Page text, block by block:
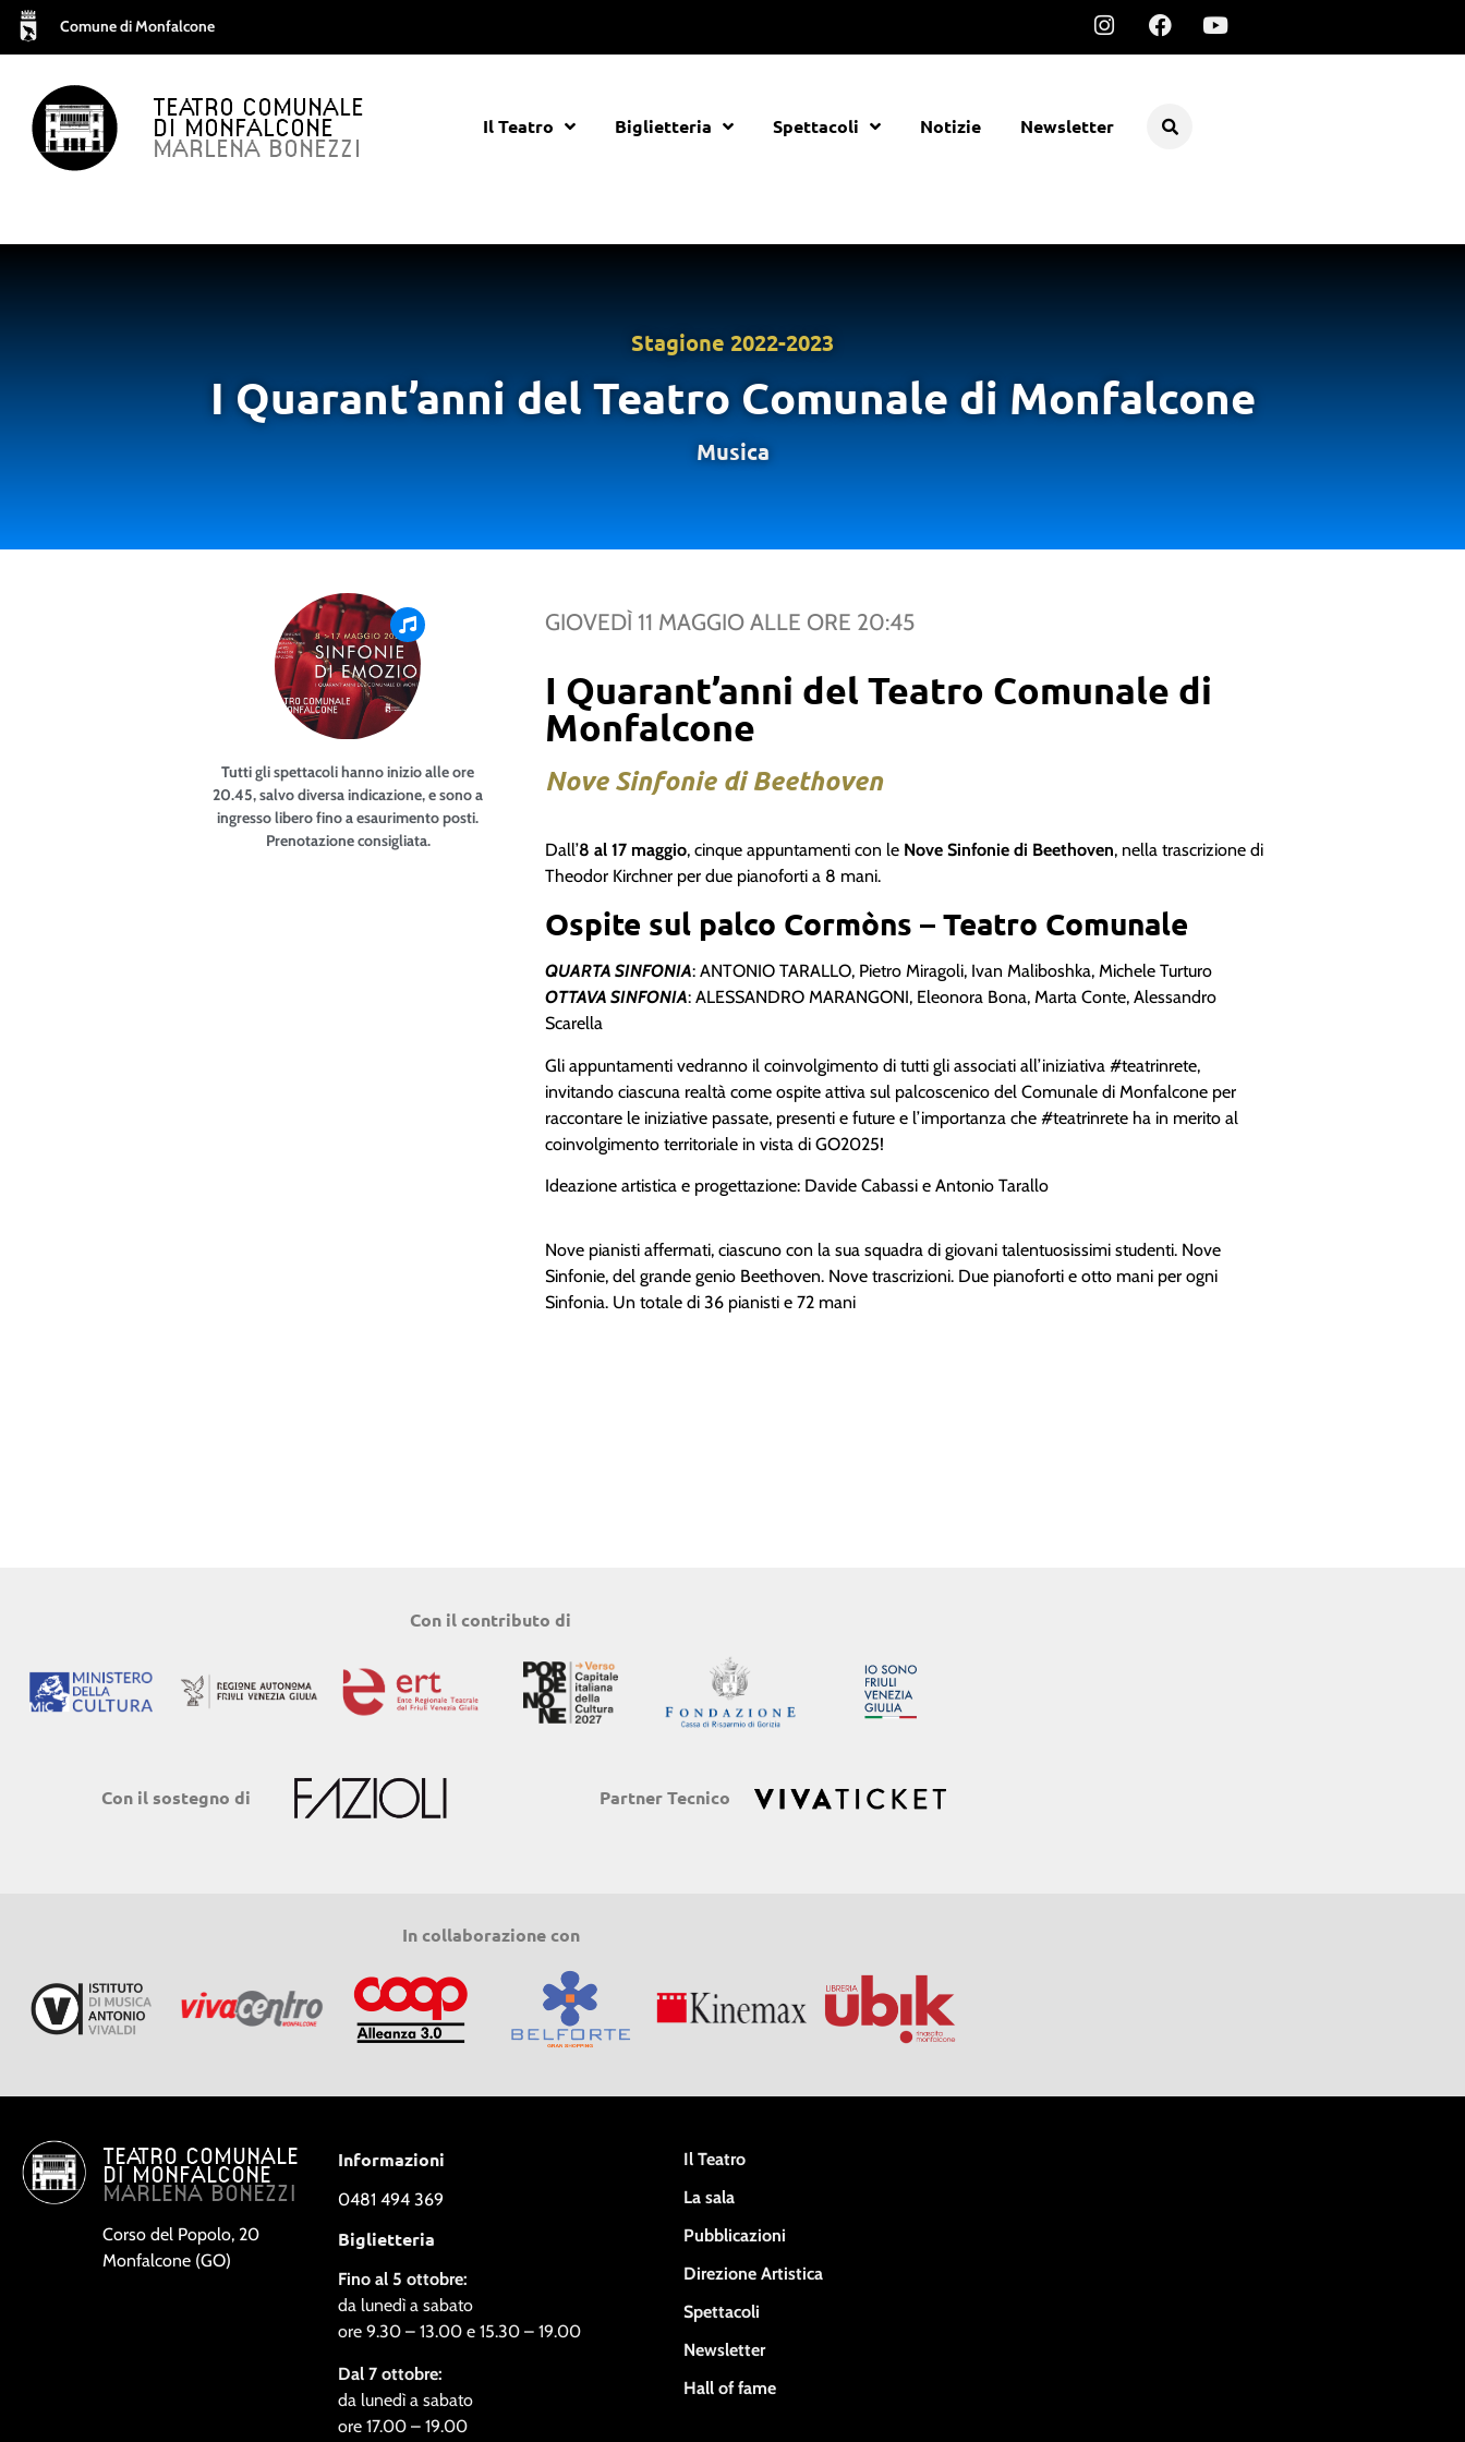
Comune di Monfalcone
TEATRO COMUNALE
DI MONFALCONE
MARLENA BONEZZI
Il Teatro Biglietteria Spettacoli Notizie Newsletter
Stagione 2022-2023
I Quarant’anni del Teatro Comunale di Monfalcone
Musica
Tutti gli spettacoli hanno inizio alle ore
20.45, salvo diversa indicazione, e sono a
ingresso libero fino a esaurimento posti.
Prenotazione consigliata.
GIOVEDÌ 11 MAGGIO ALLE ORE 20:45
I Quarant’anni del Teatro Comunale di
Monfalcone
Nove Sinfonie di Beethoven
Dall’8 al 17 maggio, cinque appuntamenti con le Nove Sinfonie di Beethoven, nella trascrizione di
Theodor Kirchner per due pianoforti a 8 mani.
Ospite sul palco Cormòns – Teatro Comunale
QUARTA SINFONIA: ANTONIO TARALLO, Pietro Miragoli, Ivan Maliboshka, Michele Turturo
OTTAVA SINFONIA: ALESSANDRO MARANGONI, Eleonora Bona, Marta Conte, Alessandro
Scarella
Gli appuntamenti vedranno il coinvolgimento di tutti gli associati all’iniziativa #teatrinrete,
invitando ciascuna realtà come ospite attiva sul palcoscenico del Comunale di Monfalcone per
raccontare le iniziative passate, presenti e future e l’importanza che #teatrinrete ha in merito al
coinvolgimento territoriale in vista di GO2025!
Ideazione artistica e progettazione: Davide Cabassi e Antonio Tarallo
Nove pianisti affermati, ciascuno con la sua squadra di giovani talentuosissimi studenti. Nove
Sinfonie, del grande genio Beethoven. Nove trascrizioni. Due pianoforti e otto mani per ogni
Sinfonia. Un totale di 36 pianisti e 72 mani
Con il contributo di
Con il sostegno di Partner Tecnico
In collaborazione con
TEATRO COMUNALE
DI MONFALCONE
MARLENA BONEZZI
Corso del Popolo, 20
Monfalcone (GO)
Informazioni
0481 494 369
Biglietteria
Fino al 5 ottobre:
da lunedì a sabato
ore 9.30 – 13.00 e 15.30 – 19.00
Dal 7 ottobre:
da lunedì a sabato
ore 17.00 – 19.00
Il Teatro
La sala
Pubblicazioni
Direzione Artistica
Spettacoli
Newsletter
Hall of fame